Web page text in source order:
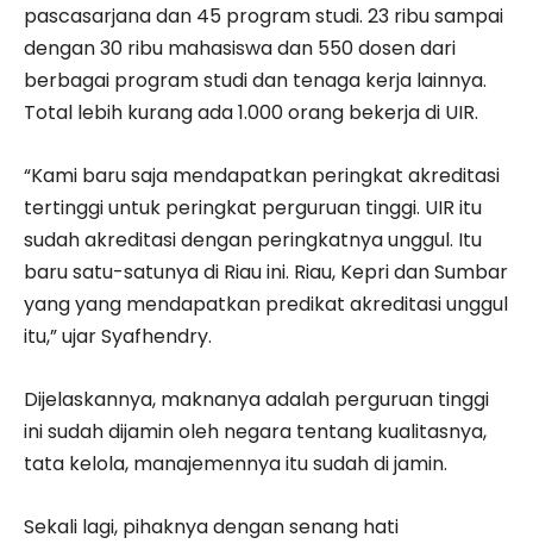
pascasarjana dan 45 program studi. 23 ribu sampai
dengan 30 ribu mahasiswa dan 550 dosen dari
berbagai program studi dan tenaga kerja lainnya.
Total lebih kurang ada 1.000 orang bekerja di UIR.
“Kami baru saja mendapatkan peringkat akreditasi
tertinggi untuk peringkat perguruan tinggi. UIR itu
sudah akreditasi dengan peringkatnya unggul. Itu
baru satu-satunya di Riau ini. Riau, Kepri dan Sumbar
yang yang mendapatkan predikat akreditasi unggul
itu,” ujar Syafhendry.
Dijelaskannya, maknanya adalah perguruan tinggi
ini sudah dijamin oleh negara tentang kualitasnya,
tata kelola, manajemennya itu sudah di jamin.
Sekali lagi, pihaknya dengan senang hati